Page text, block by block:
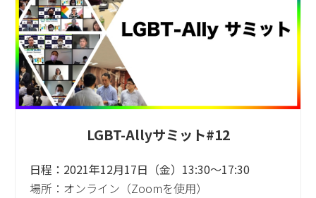
LGBT-Allyサミット#12
日程：2021年12月17日（金）13:30～17:30
場所：オンライン（Zoomを使用）